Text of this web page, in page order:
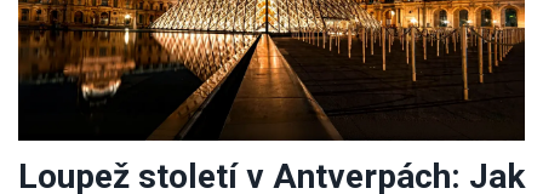
Loupež století v Antverpách: Jak